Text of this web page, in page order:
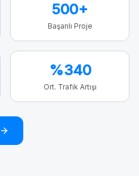
500+
Başarılı Proje
%340
Ort. Trafik Artışı